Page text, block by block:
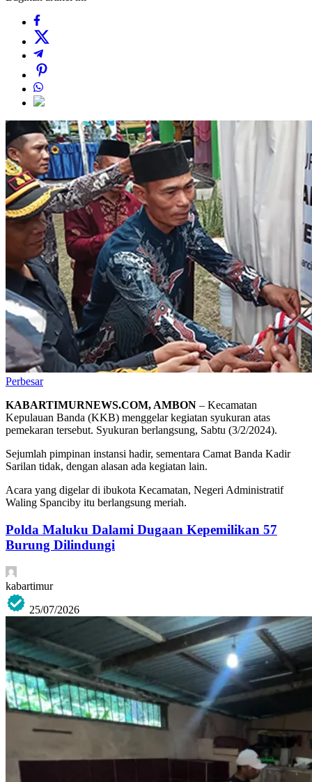
Perbesar
KABARTIMURNEWS.COM, AMBON – Kecamatan
Kepulauan Banda (KKB) menggelar kegiatan syukuran atas
pemekaran tersebut. Syukuran berlangsung, Sabtu (3/2/2024).
Sejumlah pimpinan instansi hadir, sementara Camat Banda Kadir
Sarilan tidak, dengan alasan ada kegiatan lain.
Acara yang digelar di ibukota Kecamatan, Negeri Administratif
Waling Spanciby itu berlangsung meriah.
Polda Maluku Dalami Dugaan Kepemilikan 57
Burung Dilindungi
kabartimur
25/07/2026